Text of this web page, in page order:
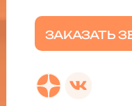
ЗАКАЗАТЬ